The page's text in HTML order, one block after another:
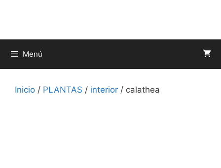
Menú
Inicio / PLANTAS / interior / calathea